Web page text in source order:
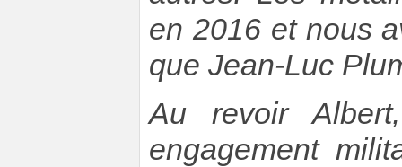
en 2016 et nous
que Jean-Luc
Au revoir
engagement